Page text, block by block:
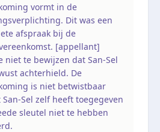
vormt in de
Dit was een
afspraak bij de
[appellant]
niet te bewijzen dat San-Sel
achterhield. De
is niet betwistbaar
Sel zelf heeft toegegeven
sleutel niet te hebben